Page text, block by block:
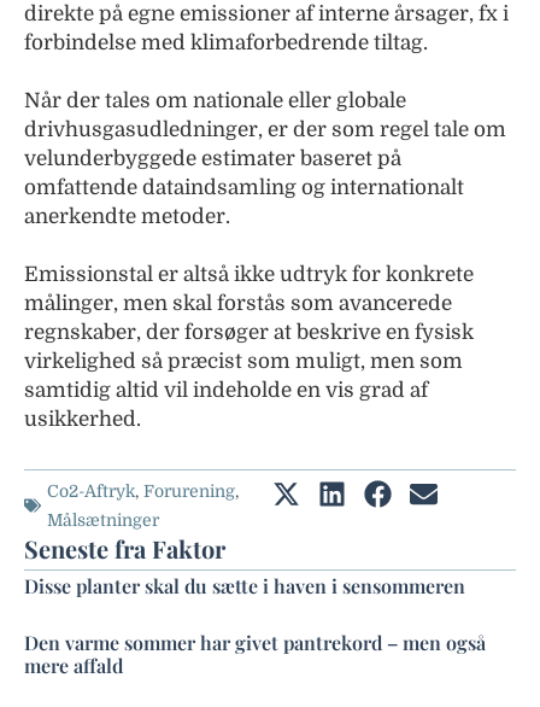
direkte på egne emissioner af interne årsager, fx i
forbindelse med klimaforbedrende tiltag.
Når der tales om nationale eller globale
drivhusgasudledninger, er der som regel tale om
velunderbyggede estimater baseret på
omfattende dataindsamling og internationalt
anerkendte metoder.
Emissionstal er altså ikke udtryk for konkrete
målinger, men skal forstås som avancerede
regnskaber, der forsøger at beskrive en fysisk
virkelighed så præcist som muligt, men som
samtidig altid vil indeholde en vis grad af
usikkerhed.
Co2-Aftryk, Forurening,
Målsætninger
Seneste fra Faktor
Disse planter skal du sætte i haven i sensommeren
Den varme sommer har givet pantrekord – men også
mere affald